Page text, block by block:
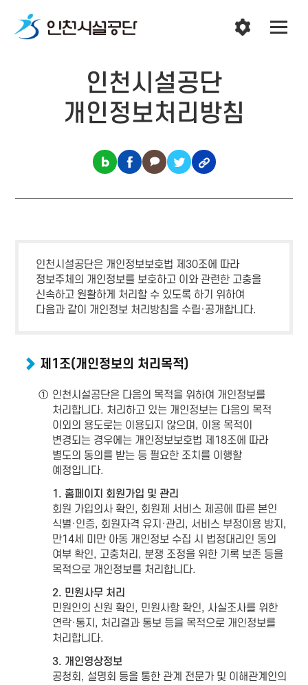
인천시설공단
개인정보처리방침
인천시설공단은 개인정보보호법 제30조에 따라
정보주체의 개인정보를 보호하고 이와 관련한 고충을
신속하고 원활하게 처리할 수 있도록 하기 위하여
다음과 같이 개인정보 처리방침을 수립·공개합니다.
제1조(개인정보의 처리목적)
① 인천시설공단은 다음의 목적을 위하여 개인정보를
처리합니다. 처리하고 있는 개인정보는 다음의 목적
이외의 용도로는 이용되지 않으며, 이용 목적이
변경되는 경우에는 개인정보보호법 제18조에 따라
별도의 동의를 받는 등 필요한 조치를 이행할
예정입니다.
1. 홈페이지 회원가입 및 관리
회원 가입의사 확인, 회원제 서비스 제공에 따른 본인
식별·인증, 회원자격 유지·관리, 서비스 부정이용 방지,
만14세 미만 아동 개인정보 수집 시 법정대리인 동의
여부 확인, 고충처리, 분쟁 조정을 위한 기록 보존 등을
목적으로 개인정보를 처리합니다.
2. 민원사무 처리
민원인의 신원 확인, 민원사항 확인, 사실조사를 위한
연락·통지, 처리결과 통보 등을 목적으로 개인정보를
처리합니다.
3. 개인영상정보
공청회, 설명회 등을 통한 관계 전문가 및 이해관계인의